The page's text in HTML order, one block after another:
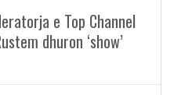
e Top Channel
dhuron ‘show’